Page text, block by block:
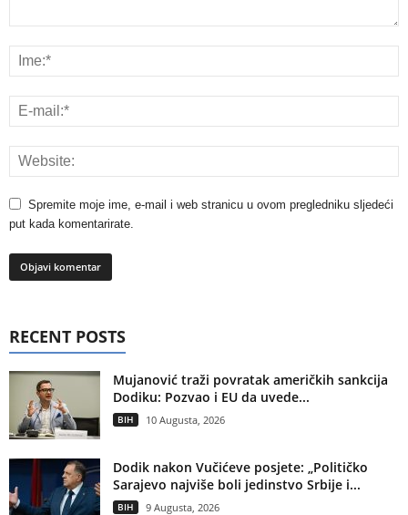
Spremite moje ime, e-mail i web stranicu u ovom pregledniku sljedeći
put kada komentarirate.
RECENT POSTS
Mujanović traži povratak američkih sankcija
Dodiku: Pozvao i EU da uvede...
BIH 10 Augusta, 2026
Dodik nakon Vučićeve posjete: „Političko
Sarajevo najviše boli jedinstvo Srbije i...
BIH 9 Augusta, 2026